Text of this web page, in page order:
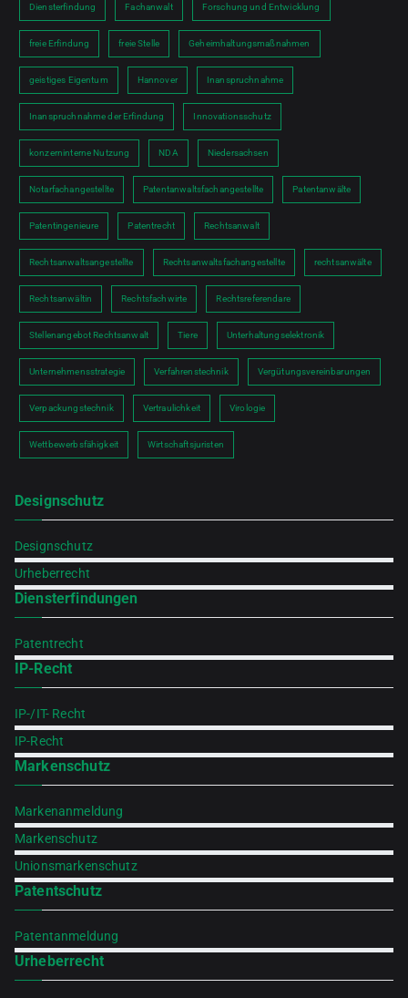
Diensterfindung Fachanwalt Forschung und Entwicklung
freie Erfindung freie Stelle Geheimhaltungsmaßnahmen
geistiges Eigentum Hannover Inanspruchnahme
Inanspruchnahme der Erfindung Innovationsschutz
konzerninterne Nutzung NDA Niedersachsen
Notarfachangestellte Patentanwaltsfachangestellte Patentanwälte
Patentingenieure Patentrecht Rechtsanwalt
Rechtsanwaltsangestellte Rechtsanwaltsfachangestellte rechtsanwälte
Rechtsanwältin Rechtsfachwirte Rechtsreferendare
Stellenangebot Rechtsanwalt Tiere Unterhaltungselektronik
Unternehmensstrategie Verfahrenstechnik Vergütungsvereinbarungen
Verpackungstechnik Vertraulichkeit Virologie
Wettbewerbsfähigkeit Wirtschaftsjuristen
Designschutz
Designschutz
Urheberrecht
Diensterfindungen
Patentrecht
IP-Recht
IP-/IT- Recht
IP-Recht
Markenschutz
Markenanmeldung
Markenschutz
Unionsmarkenschutz
Patentschutz
Patentanmeldung
Urheberrecht